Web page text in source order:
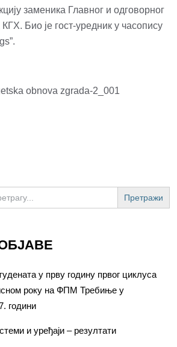
заменика Главног и одговорног
Био је гост-уредник у часопису
у прву годину првог циклуса
року на ФПМ Требиње у
години
и уређаји – резултати